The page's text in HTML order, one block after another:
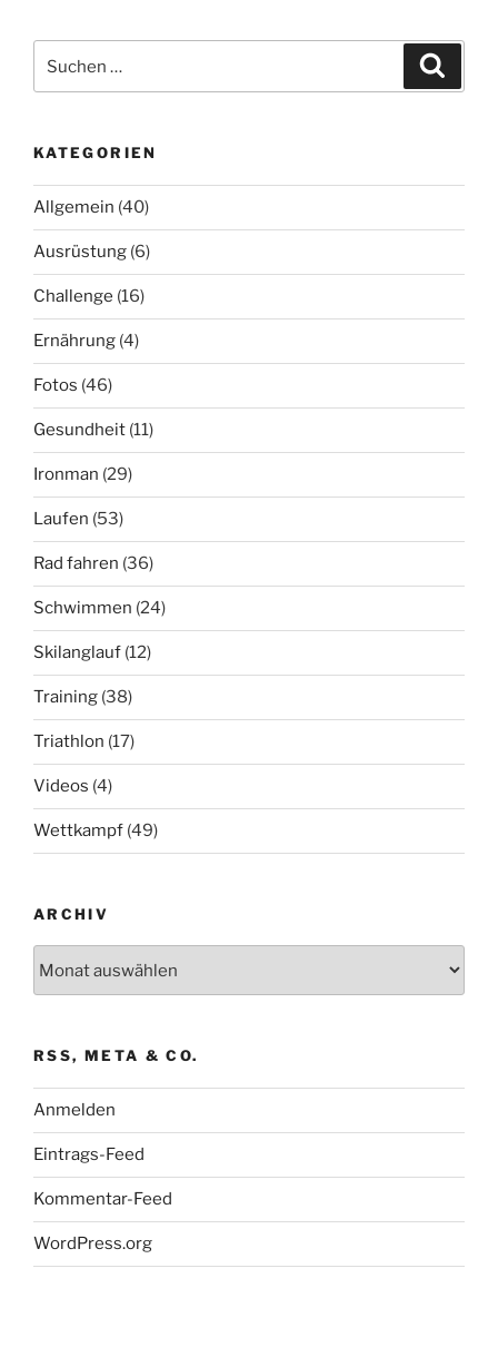
nach:
KATEGORIEN
Allgemein (40)
Ausrüstung (6)
Challenge (16)
Ernährung (4)
Fotos (46)
Gesundheit (11)
Ironman (29)
Laufen (53)
Rad fahren (36)
Schwimmen (24)
Skilanglauf (12)
Training (38)
Triathlon (17)
Videos (4)
Wettkampf (49)
ARCHIV
RSS, META & CO.
Anmelden
Eintrags-Feed
Kommentar-Feed
WordPress.org